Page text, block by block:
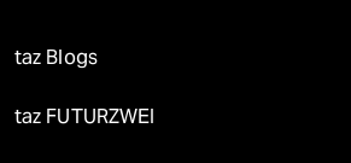
taz Blogs
taz FUTURZWEI